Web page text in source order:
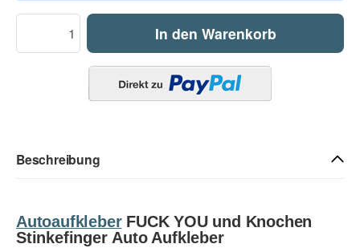
In den Warenkorb
Beschreibung
AutoaufkleberFUCK YOU und Knochen
Stinkefinger Auto Aufkleber